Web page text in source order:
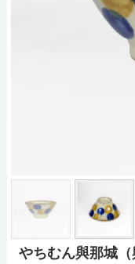
やちむん與那城